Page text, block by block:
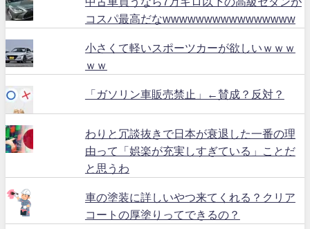
コスパ最高だなwwwwwwwwwwwwwwww
小さくて軽いスポーツカーが欲しいｗｗｗ
ｗｗ
「ガソリン車販売禁止」←賛成？反対？
わりと冗談抜きで日本が衰退した一番の理
由って「娯楽が充実しすぎている」ことだ
と思うわ
車の塗装に詳しいやつ来てくれる？クリア
コートの厚塗りってできるの？